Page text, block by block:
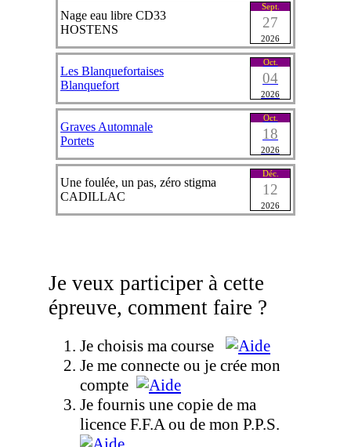
Nage eau libre CD33
HOSTENS
Sept.
27
2026
Les Blanquefortaises
Blanquefort
Oct.
04
2026
Graves Automnale
Portets
Oct.
18
2026
Une foulée, un pas, zéro stigma
CADILLAC
Déc.
12
2026
Je veux participer à cette
épreuve, comment faire ?
Je choisis ma course
Je me connecte ou je crée mon
compte
Je fournis une copie de ma
licence F.F.A ou de mon P.P.S.